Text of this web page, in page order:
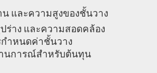
น และความสูงของชั้นวาง
ร่าง และความสอดคล้อง
ำหนดค่าชั้นวาง
นการณ์สำหรับต้นทุน